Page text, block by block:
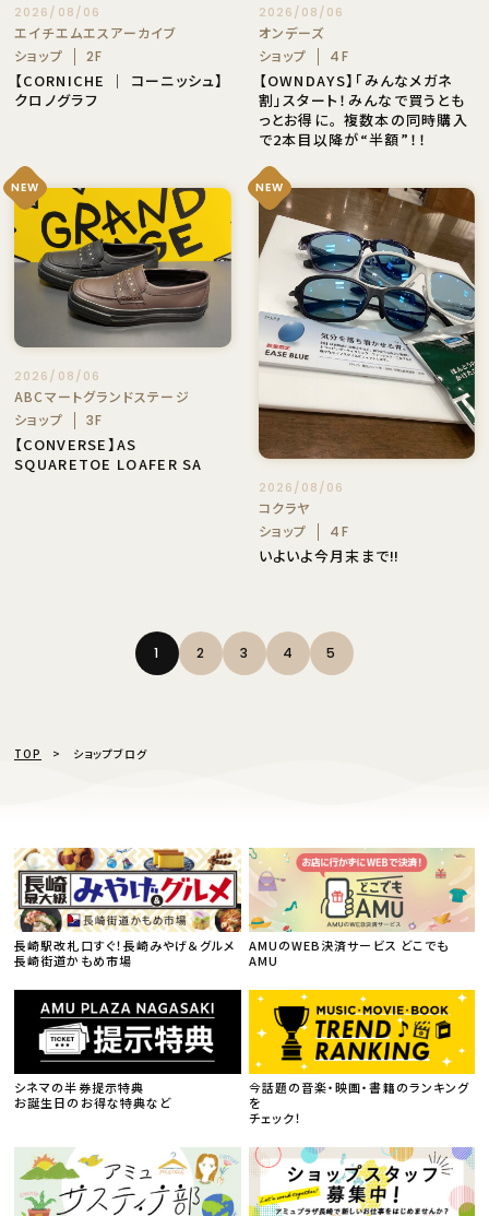
2026/08/06
エイチエムエスアーカイブ
ショップ
2F
【CORNICHE ｜ コーニッシュ】
クロノグラフ
2026/08/06
オンデーズ
ショップ
4F
【OWNDAYS】「みんなメガネ
割」スタート！みんなで買うとも
っとお得に。 複数本の同時購入
で2本目以降が“半額”！！
NEW
2026/08/06
ABCマートグランドステージ
ショップ
3F
【CONVERSE】AS
SQUARETOE LOAFER SA
NEW
2026/08/06
コクラヤ
ショップ
4F
いよいよ今月末まで‼️
1 2 3 4 5
TOP ショップブログ
長崎駅改札口すぐ！長崎みやげ＆グルメ
長崎街道かもめ市場
AMUのWEB決済サービス どこでも
AMU
シネマの半券提示特典
お誕生日のお得な特典など
今話題の音楽・映画・書籍のランキング
を
チェック！